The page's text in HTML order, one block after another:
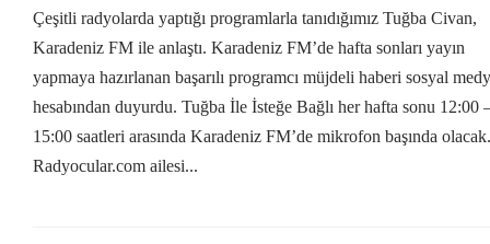
Çeşitli radyolarda yaptığı programlarla tanıdığımız Tuğba Civan,
Karadeniz FM ile anlaştı. Karadeniz FM’de hafta sonları yayın
yapmaya hazırlanan başarılı programcı müjdeli haberi sosyal
hesabından duyurdu. Tuğba İle İsteğe Bağlı her hafta sonu 12:00
15:00 saatleri arasında Karadeniz FM’de mikrofon başında olacak.
Radyocular.com ailesi...